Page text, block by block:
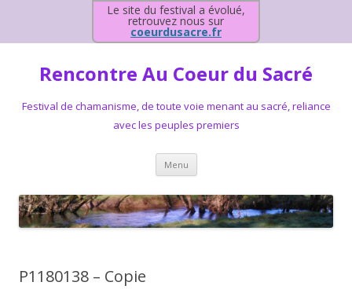
Le site du festival a évolué,
retrouvez nous sur
coeurdusacre.fr
Rencontre Au Coeur du Sacré
Festival de chamanisme, de toute voie menant au sacré, reliance
avec les peuples premiers
Menu Aller au contenu principal
P1180138 – Copie